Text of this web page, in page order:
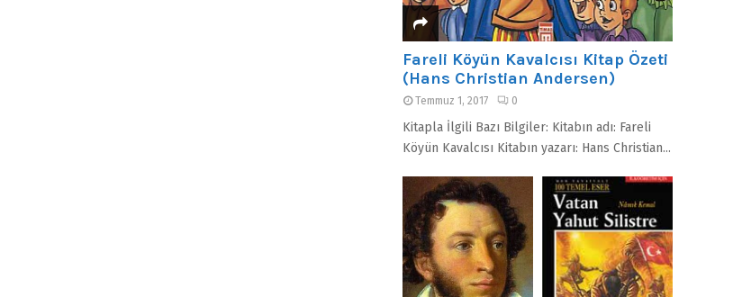
Fareli Köyün Kavalcısı Kitap Özeti
(Hans Christian Andersen)
Temmuz 1, 2017 0
Kitapla İlgili Bazı Bilgiler: Kitabın adı: Fareli
Köyün Kavalcısı Kitabın yazarı: Hans Christian...